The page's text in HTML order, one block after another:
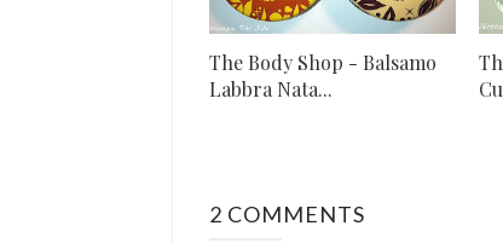
The Body Shop - Balsamo
Labbra Nata...
2 COMMENTS